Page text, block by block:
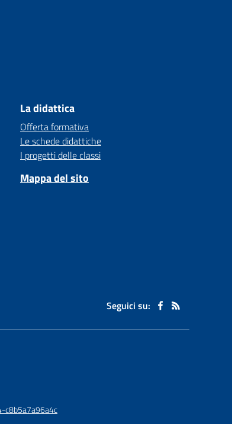
La didattica
Offerta formativa
Le schede didattiche
I progetti delle classi
Mappa del sito
Seguici su: